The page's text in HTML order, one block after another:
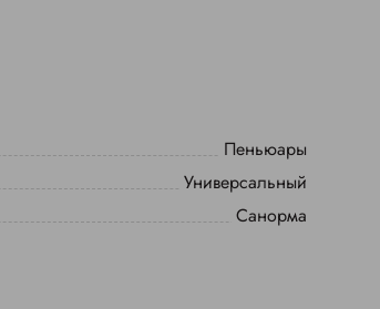
Пеньюары
Универсальный
Санорма